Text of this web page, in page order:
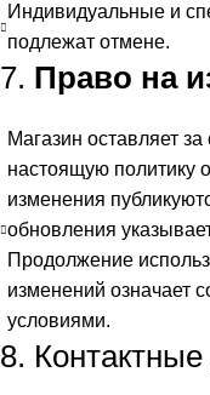
Индивидуальные и
подлежат отмене.
7. Право на
Магазин оставляет
настоящую политику
изменения
обновления
Продолжение
изменений означает
условиями.
8.